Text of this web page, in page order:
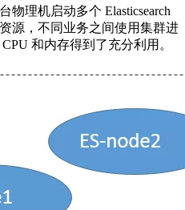
理机启动多个 Elasticsearch
源，不同业务之间使用集群进
和内存得到了充分利用。